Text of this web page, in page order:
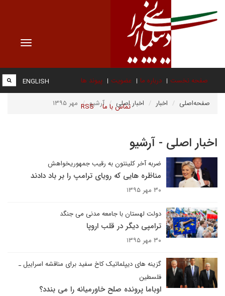
Toggle
صفحه نخست درباره ما عضویت پیوند ها
تماس با ما RSS
ENGLISH
صفحه‌اصلی اخبار اخبار اصلی آرشیو مهر ۱۳۹۵
اخبار اصلی - آرشیو
ضربه آخر کلینتون به رقیب جمهوریخواهش
مناظره هایی که رویای ترامپ را بر باد دادند
۳۰ مهر ۱۳۹۵
دولت لهستان با جامعه مدنی می جنگد
ترامپی دیگر در قلب اروپا
۳۰ مهر ۱۳۹۵
گزینه های دیپلماتیک کاخ سفید برای مناقشه اسراییل ـ
فلسطین
اوباما پرونده صلح خاورمیانه را می بندد؟